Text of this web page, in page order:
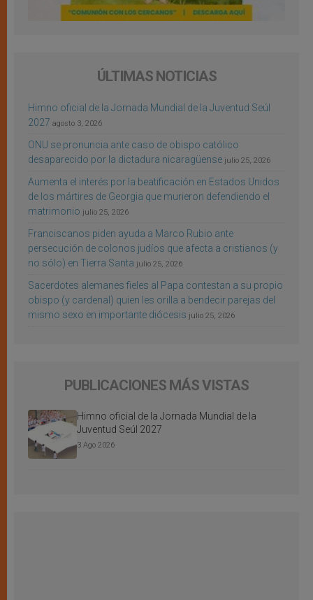
ÚLTIMAS NOTICIAS
Himno oficial de la Jornada Mundial de la Juventud Seúl
2027 agosto 3, 2026
ONU se pronuncia ante caso de obispo católico
desaparecido por la dictadura nicaragüense julio 25, 2026
Aumenta el interés por la beatificación en Estados Unidos
de los mártires de Georgia que murieron defendiendo el
matrimonio julio 25, 2026
Franciscanos piden ayuda a Marco Rubio ante
persecución de colonos judíos que afecta a cristianos (y
no sólo) en Tierra Santa julio 25, 2026
Sacerdotes alemanes fieles al Papa contestan a su propio
obispo (y cardenal) quien les orilla a bendecir parejas del
mismo sexo en importante diócesis julio 25, 2026
PUBLICACIONES MÁS VISTAS
Himno oficial de la Jornada Mundial de la
Juventud Seúl 2027
3 Ago 2026